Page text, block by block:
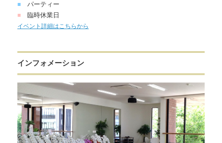
■ パーティー
■ 臨時休業日
イベント詳細はこちらから
インフォメーション